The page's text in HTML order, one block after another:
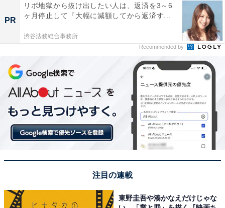
PR
リボ地獄から抜け出したい人は、返済を3～6
ヶ月停止して『大幅に減額してから返済す...
渋谷法務総合事務所
Recommended by
注目の連載
東野圭吾や湊かなえだけじゃな